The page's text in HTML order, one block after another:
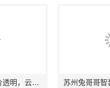
晋宁重钢建房报价透明，云南晟构建筑建材有限公司为您服务